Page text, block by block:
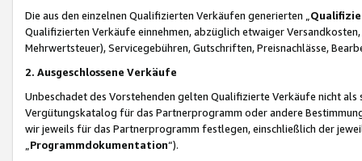
Die aus den einzelnen Qualifizierten Verkäufen generierten „
Qualifizierten Verkäufe einnehmen, abzüglich etwaiger
Mehrwertsteuer), Servicegebühren, Gutschriften, Preisnachlässe,
2. Ausgeschlossene Verkäufe
Unbeschadet des Vorstehenden gelten Qualifizierte Verkäufe nicht
Vergütungskatalog für das Partnerprogramm oder andere
wir jeweils für das Partnerprogramm festlegen, einschließlich der
Programmdokumentation“).